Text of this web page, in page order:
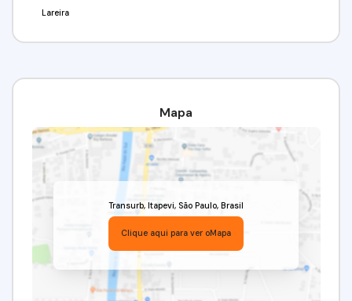
Lareira
Mapa
Transurb, Itapevi, São Paulo, Brasil
Clique aqui para ver oMapa